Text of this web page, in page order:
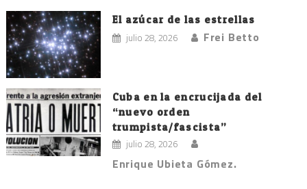
El azúcar de las estrellas
julio 28, 2026 Frei Betto
Cuba en la encrucijada del
“nuevo orden
trumpista/fascista”
julio 28, 2026
Enrique Ubieta Gómez.